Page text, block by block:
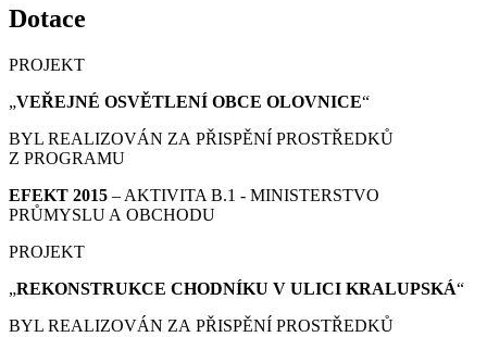
Dotace
PROJEKT
„VEŘEJNÉ OSVĚTLENÍ OBCE OLOVNICE“
BYL REALIZOVÁN ZA PŘISPĚNÍ PROSTŘEDKŮ
Z PROGRAMU
EFEKT 2015 – AKTIVITA B.1 - MINISTERSTVO
PRŮMYSLU A OBCHODU
PROJEKT
„REKONSTRUKCE CHODNÍKU V ULICI KRALUPSKÁ“
BYL REALIZOVÁN ZA PŘISPĚNÍ PROSTŘEDKŮ